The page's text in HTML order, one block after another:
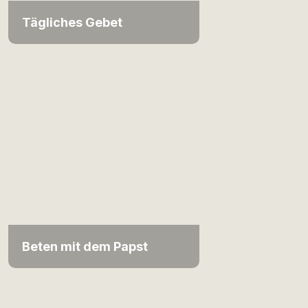
Tägliches Gebet
Beten mit dem Papst